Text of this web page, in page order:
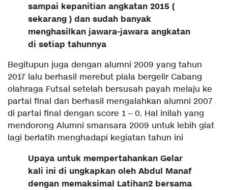
sampai kepanitian angkatan 2015 (
sekarang ) dan sudah banyak
menghasilkan jawara-jawara angkatan
di setiap tahunnya
Begitupun juga dengan alumni 2009 yang tahun
2017 lalu berhasil merebut piala bergelir Cabang
olahraga Futsal setelah bersusah payah melaju ke
partai final dan berhasil mengalahkan alumni 2007
di partai final dengan score 1 – 0. Hal inilah yang
mendorong Alumni smansara 2009 untuk lebih giat
lagi berlatih menghadapi kegiatan tahun ini
Upaya untuk mempertahankan Gelar
kali ini di ungkapkan oleh Abdul Manaf
dengan memaksimal Latihan2 bersama